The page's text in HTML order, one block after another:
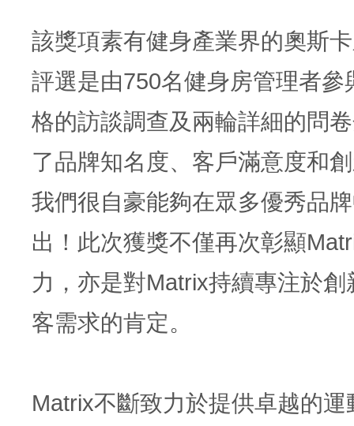
該獎項素有健身產業界的奧斯
評選是由750名健身房管理者參
格的訪談調查及兩輪詳細的問
了品牌知名度、客戶滿意度和
我們很自豪能夠在眾多優秀品
出！此次獲獎不僅再次彰顯
力，亦是對Matrix持續專注於創
客需求的肯定。
Matrix不斷致力於提供卓越的運